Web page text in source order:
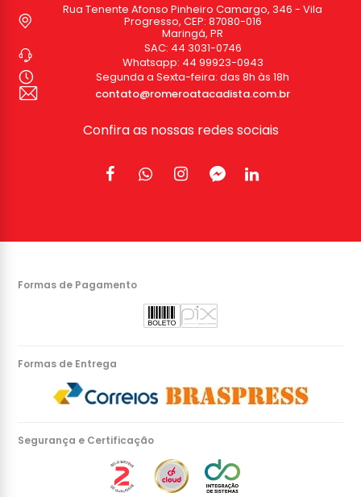
Rua Tenente Afonso Pinheiro Camargo, 346 - Vila
Progresso, CEP: 87080-016
Maringá, PR
SAC: 44 3031-0746
Whatsapp: 44 99923-0943
Segunda a Sexta-feira: das 8h às 18h
contato@romeroatacadista.com.br
Confira as nossas redes sociais
Formas de Pagamento
Formas de Entrega
Segurança e Certificação